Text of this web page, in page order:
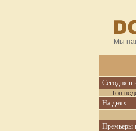
Мы
Сегодня в
Топ
На днях
Премьеры